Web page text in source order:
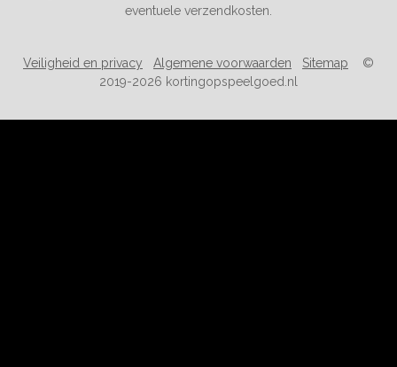
eventuele verzendkosten.
Veiligheid en privacy Algemene voorwaarden Sitemap ©
2019-2026 kortingopspeelgoed.nl